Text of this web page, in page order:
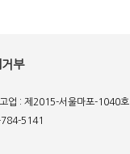
부
업 : 제2015-서울마포-1040호
784-5141